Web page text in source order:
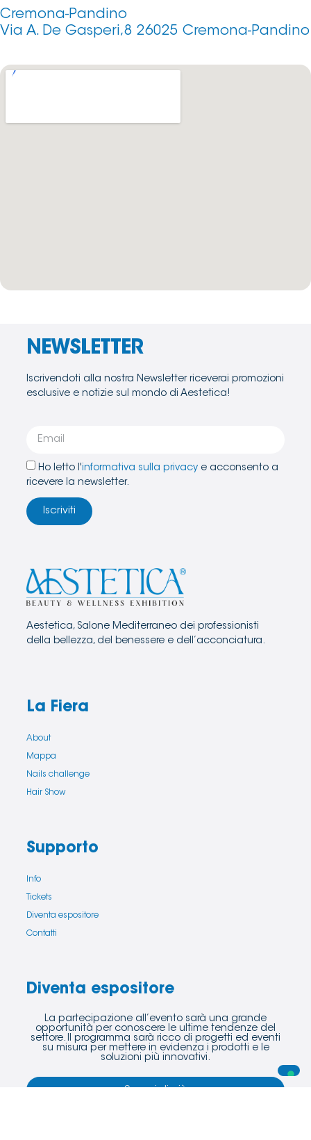
Cremona-Pandino
Via A. De Gasperi,8 26025 Cremona-Pandino
NEWSLETTER
Iscrivendoti alla nostra Newsletter riceverai promozioni
esclusive e notizie sul mondo di Aestetica!
Ho letto l'informativa sulla privacy e acconsento a
ricevere la newsletter.
Iscriviti
Aestetica, Salone Mediterraneo dei professionisti
della bellezza, del benessere e dell’acconciatura.
La Fiera
About
Mappa
Nails challenge
Hair Show
Supporto
Info
Tickets
Diventa espositore
Contatti
Diventa espositore
La partecipazione all’evento sarà una grande
opportunità per conoscere le ultime tendenze del
settore. Il programma sarà ricco di progetti ed eventi
su misura per mettere in evidenza i prodotti e le
soluzioni più innovativi.
Scopri di più